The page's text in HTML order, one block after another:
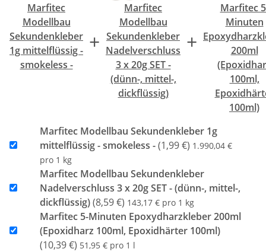
Marfitec
Modellbau
Sekundenkleber
1g mittelflüssig -
smokeless -
+
Marfitec
Modellbau
Sekundenkleber
Nadelverschluss
3 x 20g SET -
(dünn-, mittel-,
dickflüssig)
+
Marfitec
Minuten
200ml
100ml,
100ml)
Marfitec Modellbau Sekundenkleber 1g
mittelflüssig - smokeless -(1,99 €) 1.990,04 €
pro 1 kg
Marfitec Modellbau Sekundenkleber
Nadelverschluss 3 x 20g SET - (dünn-, mittel-,
dickflüssig)(8,59 €) 143,17 € pro 1 kg
Marfitec 5-Minuten Epoxydharzkleber 200ml
(Epoxidharz 100ml, Epoxidhärter 100ml)
(10,39 €) 51,95 € pro 1 l